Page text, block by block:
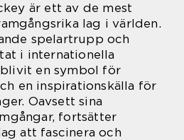
är ett av de mest
lag i världen.
spelartrupp och
i internationella
en symbol för
en inspirationskälla för
Oavsett sina
fortsätter
att fascinera och